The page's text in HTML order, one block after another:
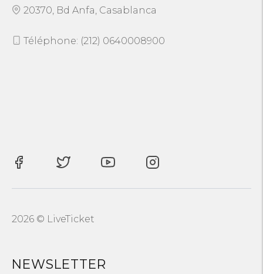
20370, Bd Anfa, Casablanca
Téléphone: (212) 0640008900
2026 © LiveTicket
NEWSLETTER